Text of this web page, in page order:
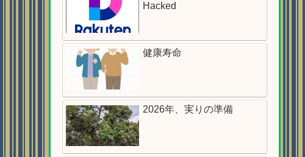
Hacked
健康寿命
2026年、実りの準備